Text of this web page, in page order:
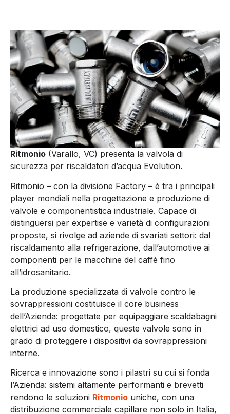
Ritmonio (Varallo, VC) presenta la valvola di
sicurezza per riscaldatori d’acqua Evolution.
Ritmonio – con la divisione Factory – è tra i principali
player mondiali nella progettazione e produzione di
valvole e componentistica industriale. Capace di
distinguersi per expertise e varietà di configurazioni
proposte, si rivolge ad aziende di svariati settori: dal
riscaldamento alla refrigerazione, dall’automotive ai
componenti per le macchine del caffè fino
all’idrosanitario.
La produzione specializzata di valvole contro le
sovrappressioni costituisce il core business
dell’Azienda: progettate per equipaggiare scaldabagni
elettrici ad uso domestico, queste valvole sono in
grado di proteggere i dispositivi da sovrappressioni
interne.
Ricerca e innovazione sono i pilastri su cui si fonda
l’Azienda: sistemi altamente performanti e brevetti
rendono le soluzioni Ritmonio uniche, con una
distribuzione commerciale capillare non solo in Italia,